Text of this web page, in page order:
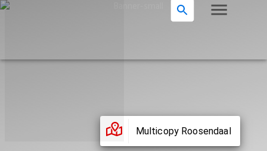
Multicopy Roosendaal